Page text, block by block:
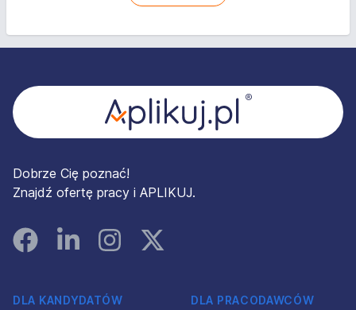
Dobrze Cię poznać!
Znajdź ofertę pracy i APLIKUJ.
FacebookLinked InInstagramInstagram
DLA KANDYDATÓW DLA PRACODAWCÓW